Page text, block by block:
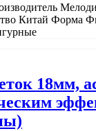
Китай Форма
18мм,